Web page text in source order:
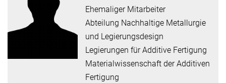
Ehemaliger Mitarbeiter
Abteilung Nachhaltige Metallurgie
und Legierungsdesign
Legierungen für Additive Fertigung
Materialwissenschaft der Additiven
Fertigung